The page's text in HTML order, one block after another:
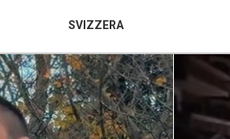
SVIZZERA